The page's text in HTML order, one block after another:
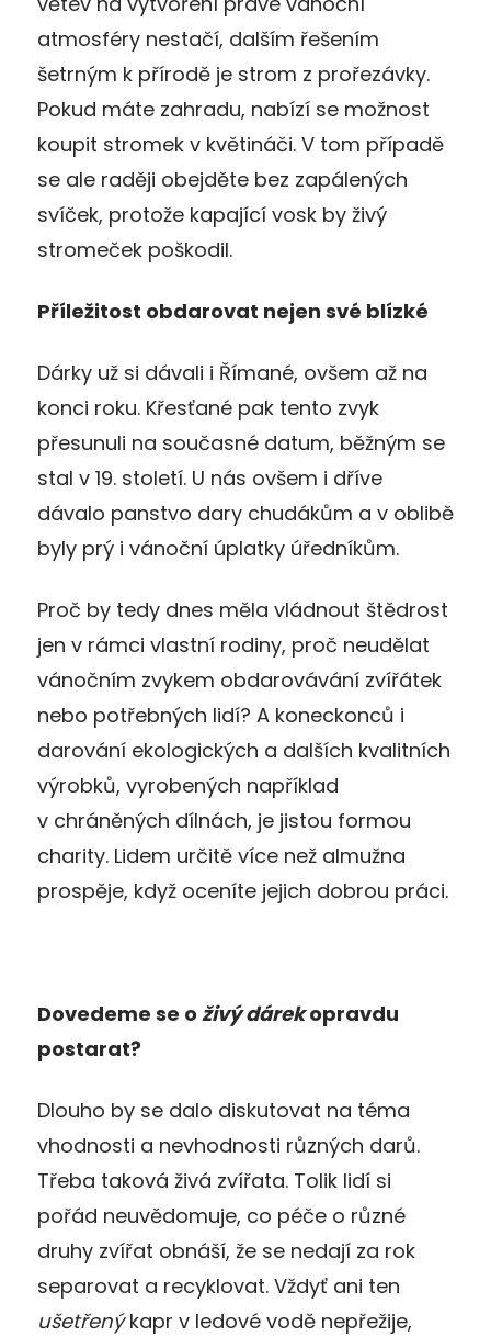
atmosféry nestačí, dalším řešením
šetrným k přírodě je strom z prořezávky.
Pokud máte zahradu, nabízí se možnost
koupit stromek v květináči. V tom případě
se ale raději obejděte bez zapálených
svíček, protože kapající vosk by živý
stromeček poškodil.
Příležitost obdarovat nejen své blízké
Dárky už si dávali i Římané, ovšem až na
konci roku. Křesťané pak tento zvyk
přesunuli na současné datum, běžným se
stal v 19. století. U nás ovšem i dříve
dávalo panstvo dary chudákům a v oblibě
byly prý i vánoční úplatky úředníkům.
Proč by tedy dnes měla vládnout štědrost
jen v rámci vlastní rodiny, proč neudělat
vánočním zvykem obdarovávání zvířátek
nebo potřebných lidí? A koneckonců i
darování ekologických a dalších kvalitních
výrobků, vyrobených například
v chráněných dílnách, je jistou formou
charity. Lidem určitě více než almužna
prospěje, když oceníte jejich dobrou práci.
Dovedeme se o živý dárekopravdu
postarat?
Dlouho by se dalo diskutovat na téma
vhodnosti a nevhodnosti různých darů.
Třeba taková živá zvířata. Tolik lidí si
pořád neuvědomuje, co péče o různé
druhy zvířat obnáší, že se nedají za rok
separovat a recyklovat. Vždyť ani ten
ušetřenýkapr v ledové vodě nepřežije,